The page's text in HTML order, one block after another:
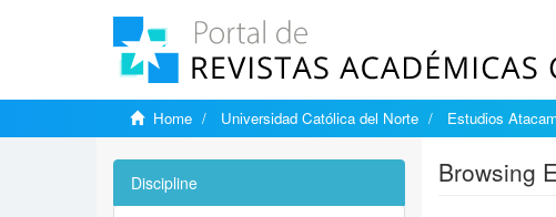
Home Universidad Católica del Norte Estudios
Browsing
Discipline